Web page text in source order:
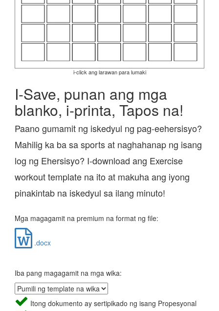
i-click ang larawan para lumaki
I-Save, punan ang mga
blanko, i-printa, Tapos na!
Paano gumamit ng iskedyul ng pag-eehersisyo?
Mahilig ka ba sa sports at naghahanap ng isang
log ng Ehersisyo? I-download ang Exercise
workout template na ito at makuha ang iyong
pinakintab na iskedyul sa ilang minuto!
Mga magagamit na premium na format ng file:
.docx
Iba pang magagamit na mga wika:
Itong dokumento ay sertipikado ng isang Propesyonal